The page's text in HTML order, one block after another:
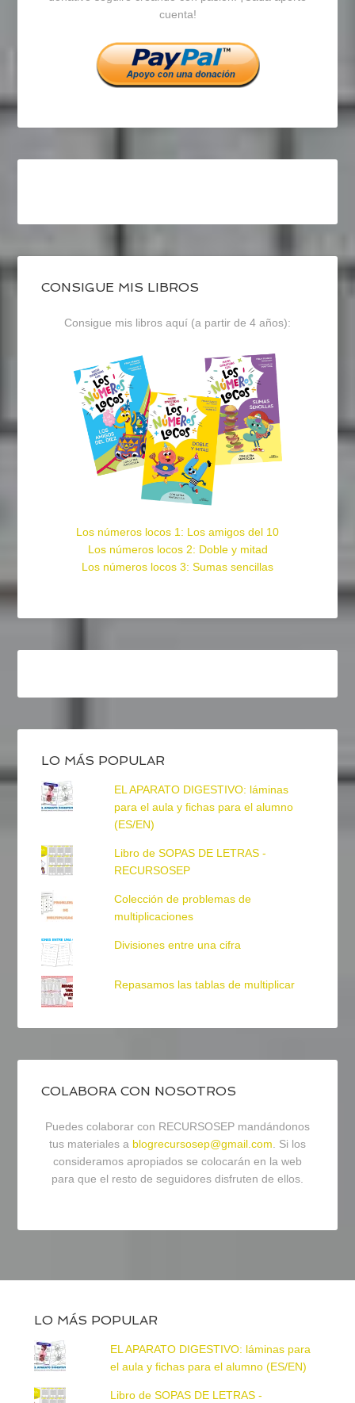
Facebook
Twitter
Instagram
cuenta!
CONSIGUE MIS LIBROS
Consigue mis libros aquí (a partir de 4 años):
Los números locos 1: Los amigos del 10
Los números locos 2: Doble y mitad
Los números locos 3: Sumas sencillas
LO MÁS POPULAR
EL APARATO DIGESTIVO: láminas
para el aula y fichas para el alumno
(ES/EN)
Libro de SOPAS DE LETRAS -
RECURSOSEP
Colección de problemas de
multiplicaciones
Divisiones entre una cifra
Repasamos las tablas de multiplicar
COLABORA CON NOSOTROS
Puedes colaborar con RECURSOSEP mandándonos
tus materiales a blogrecursosep@gmail.com. Si los
consideramos apropiados se colocarán en la web
para que el resto de seguidores disfruten de ellos.
LO MÁS POPULAR
EL APARATO DIGESTIVO: láminas para
el aula y fichas para el alumno (ES/EN)
Libro de SOPAS DE LETRAS -